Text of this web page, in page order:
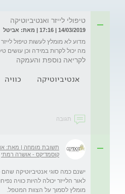
טיפולי לייזר ואנטיביוטיקה
14/03/2019 | 17:16 | מאת: אביטל
מדוע לא מומלץ לעשות טיפול
מה יכול לקרות במידה וכן עושים
לקריאה נוספת והעמקה
אנטיביוטיקה כוויה
תגובה
תשובת מומחה | מאת:
קוסמדיקס - אושרה רמתי
ישנם כמה סוגי אנטיביוטיקה שהם
לאור הלייזר יכולה להיות כוויה
מומלץ לסמוך על הצוות המטפל.